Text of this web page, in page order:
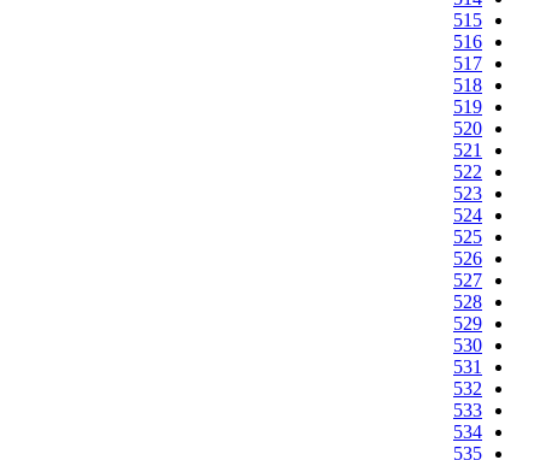
515
516
517
518
519
520
521
522
523
524
525
526
527
528
529
530
531
532
533
534
535